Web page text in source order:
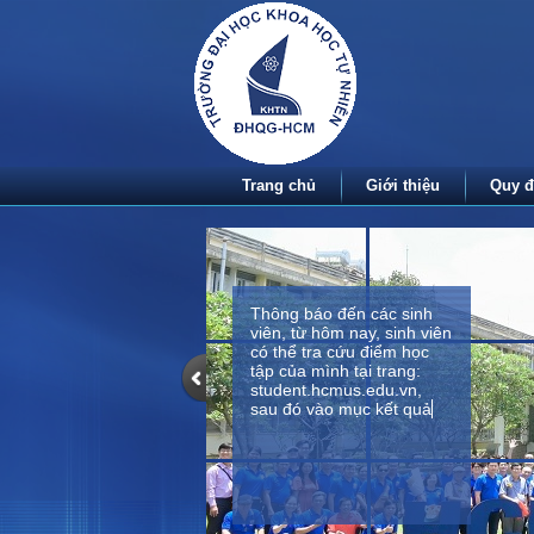
Thông báo đến các sinh
viên, từ hôm nay, sinh viên
có thể tra cứu điểm học
tập của mình tại trang:
student.hcmus.edu.vn,
sau đó vào mục kết quả
học tập để t
Trang chủ Giới thiệu Quy